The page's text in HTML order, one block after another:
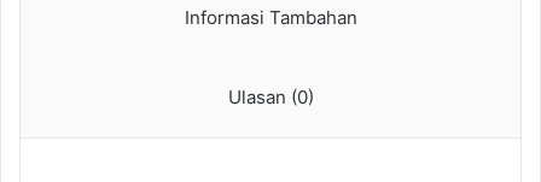
Informasi Tambahan
Ulasan (0)